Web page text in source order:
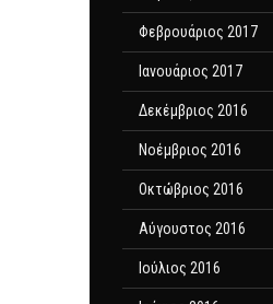
Φεβρουάριος 2017
Ιανουάριος 2017
Δεκέμβριος 2016
Νοέμβριος 2016
Οκτώβριος 2016
Αύγουστος 2016
Ιούλιος 2016